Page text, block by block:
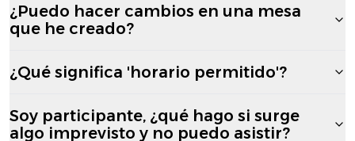
¿Puedo hacer cambios en una mesa
que he creado?
¿Qué significa 'horario permitido'?
Soy participante, ¿qué hago si surge
algo imprevisto y no puedo asistir?